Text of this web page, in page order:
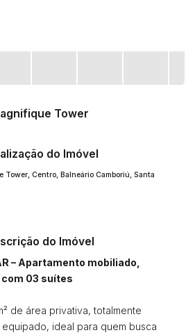
Tower
do Imóvel
Tower Centro Balneário Camboriú Santa
do Imóvel
– Apartamento mobiliado,
03 suítes
de área privativa, totalmente
ideal para quem busca